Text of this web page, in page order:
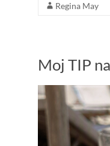
Regina May
Moj TIP